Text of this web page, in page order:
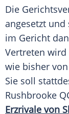
Die
angesetzt und
im Gericht
Vertreten
wie bisher
Sie soll
Rushbrooke
Erzrivale von